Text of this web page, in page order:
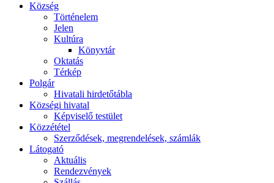
Község
Történelem
Jelen
Kultúra
Könyvtár
Oktatás
Térkép
Polgár
Hivatali hirdetőtábla
Községi hivatal
Képviselő testület
Közzététel
Szerződések, megrendelések, számlák
Látogató
Aktuális
Rendezvények